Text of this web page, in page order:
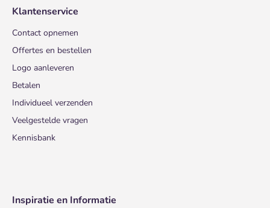
Klantenservice
Contact opnemen
Offertes en bestellen
Logo aanleveren
Betalen
Individueel verzenden
Veelgestelde vragen
Kennisbank
Inspiratie en Informatie